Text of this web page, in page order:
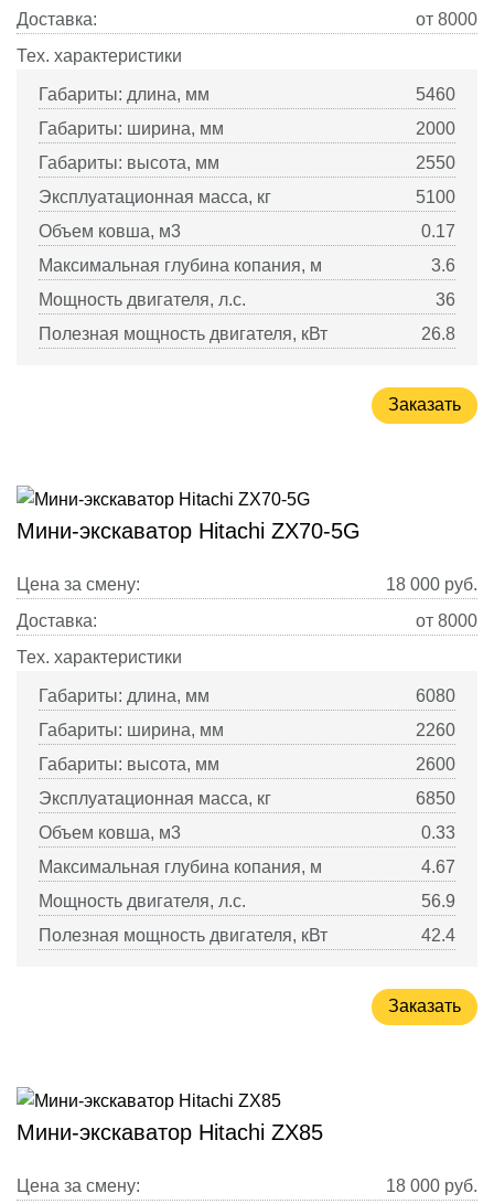
Доставка:
от 8000
Тех. характеристики
Габариты: длина, мм
5460
Габариты: ширина, мм
2000
Габариты: высота, мм
2550
Эксплуатационная масса, кг
5100
Объем ковша, м3
0.17
Максимальная глубина копания, м
3.6
Мощность двигателя, л.с.
36
Полезная мощность двигателя, кВт
26.8
Заказать
Мини-экскаватор Hitachi ZX70-5G
Цена за смену: 18 000 руб.
Доставка:
от 8000
Тех. характеристики
Габариты: длина, мм
6080
Габариты: ширина, мм
2260
Габариты: высота, мм
2600
Эксплуатационная масса, кг
6850
Объем ковша, м3
0.33
Максимальная глубина копания, м
4.67
Мощность двигателя, л.с.
56.9
Полезная мощность двигателя, кВт
42.4
Заказать
Мини-экскаватор Hitachi ZX85
Цена за смену: 18 000 руб.